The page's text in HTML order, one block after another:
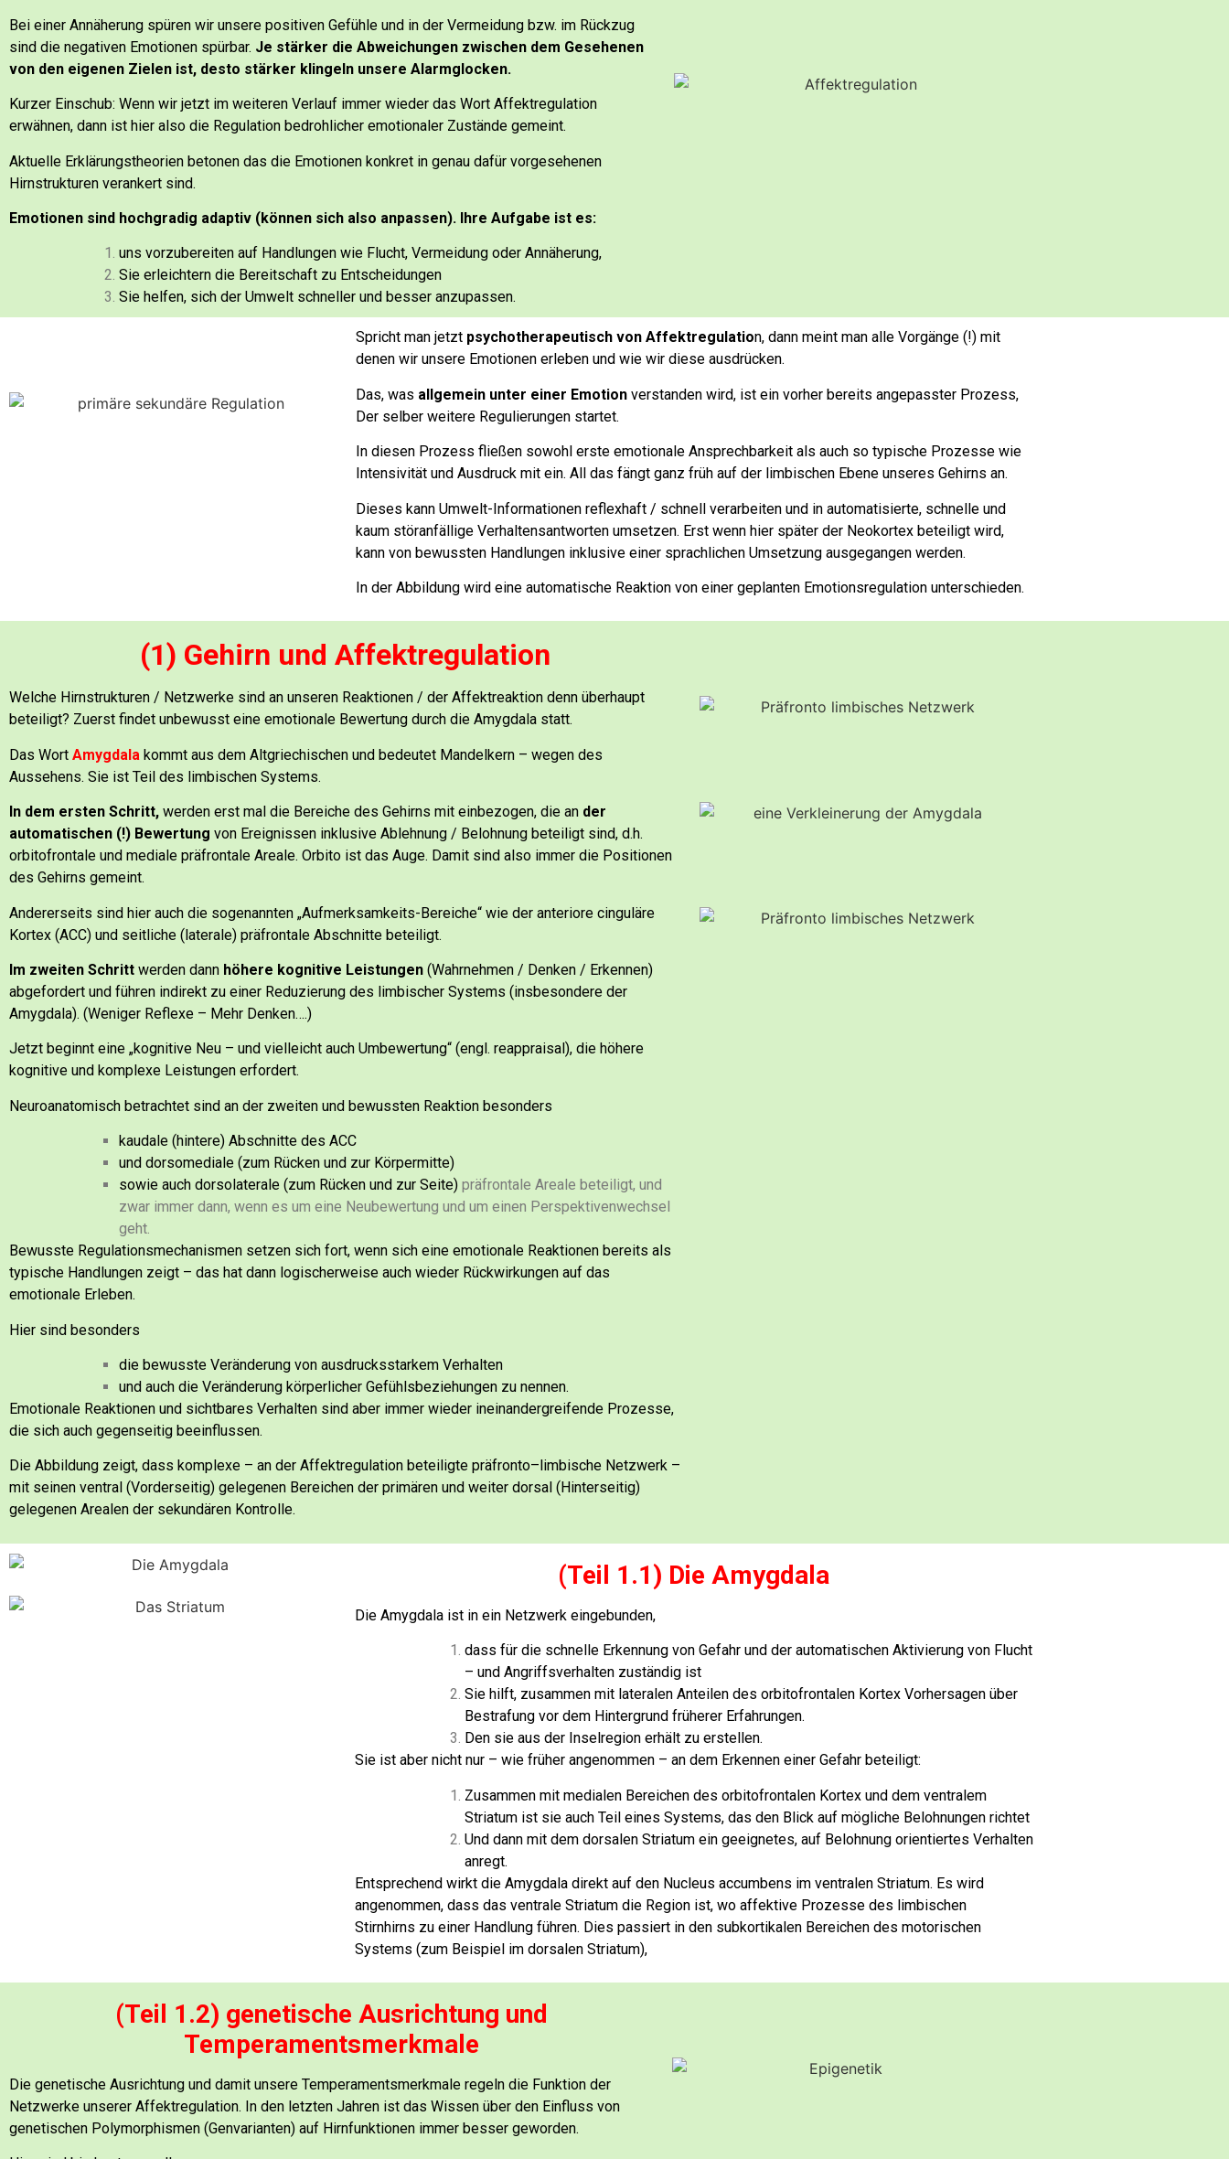
Bei einer Annäherung spüren wir unsere positiven Gefühle und in der Vermeidung bzw. im Rückzug
sind die negativen Emotionen spürbar. Je stärker die Abweichungen zwischen dem Gesehenen
von den eigenen Zielen ist, desto stärker klingeln unsere Alarmglocken.
Kurzer Einschub: Wenn wir jetzt im weiteren Verlauf immer wieder das Wort Affektregulation
erwähnen, dann ist hier also die Regulation bedrohlicher emotionaler Zustände gemeint.
Aktuelle Erklärungstheorien betonen das die Emotionen konkret in genau dafür vorgesehenen
Hirnstrukturen verankert sind.
Emotionen sind hochgradig adaptiv (können sich also anpassen). Ihre Aufgabe ist es:
uns vorzubereiten auf Handlungen wie Flucht, Vermeidung oder Annäherung,
Sie erleichtern die Bereitschaft zu Entscheidungen
Sie helfen, sich der Umwelt schneller und besser anzupassen.
Spricht man jetzt psychotherapeutisch von Affektregulation, dann meint man alle Vorgänge (!) mit
denen wir unsere Emotionen erleben und wie wir diese ausdrücken.
Das, was allgemein unter einer Emotion verstanden wird, ist ein vorher bereits angepasster Prozess,
Der selber weitere Regulierungen startet.
In diesen Prozess fließen sowohl erste emotionale Ansprechbarkeit als auch so typische Prozesse wie
Intensivität und Ausdruck mit ein. All das fängt ganz früh auf der limbischen Ebene unseres Gehirns an.
Dieses kann Umwelt-Informationen reflexhaft / schnell verarbeiten und in automatisierte, schnelle und
kaum störanfällige Verhaltensantworten umsetzen. Erst wenn hier später der Neokortex beteiligt wird,
kann von bewussten Handlungen inklusive einer sprachlichen Umsetzung ausgegangen werden.
In der Abbildung wird eine automatische Reaktion von einer geplanten Emotionsregulation unterschieden.
(1) Gehirn und Affektregulation
Welche Hirnstrukturen / Netzwerke sind an unseren Reaktionen / der Affektreaktion denn überhaupt
beteiligt? Zuerst findet unbewusst eine emotionale Bewertung durch die Amygdala statt.
Das Wort Amygdala kommt aus dem Altgriechischen und bedeutet Mandelkern – wegen des
Aussehens. Sie ist Teil des limbischen Systems.
In dem ersten Schritt, werden erst mal die Bereiche des Gehirns mit einbezogen, die an der
automatischen (!) Bewertung von Ereignissen inklusive Ablehnung / Belohnung beteiligt sind, d.h.
orbitofrontale und mediale präfrontale Areale. Orbito ist das Auge. Damit sind also immer die Positionen
des Gehirns gemeint.
Andererseits sind hier auch die sogenannten „Aufmerksamkeits-Bereiche“ wie der anteriore cinguläre
Kortex (ACC) und seitliche (laterale) präfrontale Abschnitte beteiligt.
Im zweiten Schritt werden dann höhere kognitive Leistungen (Wahrnehmen / Denken / Erkennen)
abgefordert und führen indirekt zu einer Reduzierung des limbischer Systems (insbesondere der
Amygdala). (Weniger Reflexe – Mehr Denken….)
Jetzt beginnt eine „kognitive Neu – und vielleicht auch Umbewertung“ (engl. reappraisal), die höhere
kognitive und komplexe Leistungen erfordert.
Neuroanatomisch betrachtet sind an der zweiten und bewussten Reaktion besonders
kaudale (hintere) Abschnitte des ACC
und dorsomediale (zum Rücken und zur Körpermitte)
sowie auch dorsolaterale (zum Rücken und zur Seite) präfrontale Areale beteiligt, und
zwar immer dann, wenn es um eine Neubewertung und um einen Perspektivenwechsel
geht.
Bewusste Regulationsmechanismen setzen sich fort, wenn sich eine emotionale Reaktionen bereits als
typische Handlungen zeigt – das hat dann logischerweise auch wieder Rückwirkungen auf das
emotionale Erleben.
Hier sind besonders
die bewusste Veränderung von ausdrucksstarkem Verhalten
und auch die Veränderung körperlicher Gefühlsbeziehungen zu nennen.
Emotionale Reaktionen und sichtbares Verhalten sind aber immer wieder ineinandergreifende Prozesse,
die sich auch gegenseitig beeinflussen.
Die Abbildung zeigt, dass komplexe – an der Affektregulation beteiligte präfronto–limbische Netzwerk –
mit seinen ventral (Vorderseitig) gelegenen Bereichen der primären und weiter dorsal (Hinterseitig)
gelegenen Arealen der sekundären Kontrolle.
(Teil 1.1) Die Amygdala
Die Amygdala ist in ein Netzwerk eingebunden,
dass für die schnelle Erkennung von Gefahr und der automatischen Aktivierung von Flucht
– und Angriffsverhalten zuständig ist
Sie hilft, zusammen mit lateralen Anteilen des orbitofrontalen Kortex Vorhersagen über
Bestrafung vor dem Hintergrund früherer Erfahrungen.
Den sie aus der Inselregion erhält zu erstellen.
Sie ist aber nicht nur – wie früher angenommen – an dem Erkennen einer Gefahr beteiligt:
Zusammen mit medialen Bereichen des orbitofrontalen Kortex und dem ventralem
Striatum ist sie auch Teil eines Systems, das den Blick auf mögliche Belohnungen richtet
Und dann mit dem dorsalen Striatum ein geeignetes, auf Belohnung orientiertes Verhalten
anregt.
Entsprechend wirkt die Amygdala direkt auf den Nucleus accumbens im ventralen Striatum. Es wird
angenommen, dass das ventrale Striatum die Region ist, wo affektive Prozesse des limbischen
Stirnhirns zu einer Handlung führen. Dies passiert in den subkortikalen Bereichen des motorischen
Systems (zum Beispiel im dorsalen Striatum),
(Teil 1.2) genetische Ausrichtung und
Temperamentsmerkmale
Die genetische Ausrichtung und damit unsere Temperamentsmerkmale regeln die Funktion der
Netzwerke unserer Affektregulation. In den letzten Jahren ist das Wissen über den Einfluss von
genetischen Polymorphismen (Genvarianten) auf Hirnfunktionen immer besser geworden.